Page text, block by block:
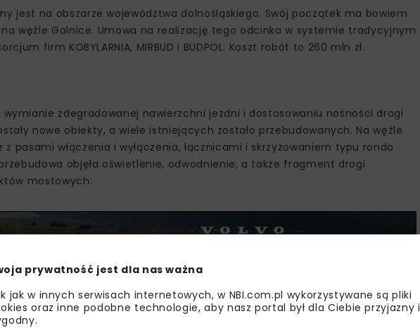
jest na obszarze województwa dolnośląskiego. Swój początek ma bowiem
węźle Golnice. Umowa na realizację tego odcinka w systemie tradycyjnym
firm KOBYLARNIA, MIRBUD i BUDPOL. Koszt robót to 260 mln zł.
zdegradowanej nawierzchni jezdni i dostosowaniu nośności drogi
nowe obiekty, a wiele istniejących zostało przebudowanych. Na węźle
pasami włączenia i wyłączenia, łącznicami i skrzyżowaniem typu rondo
objęła oświetlenie, odwodnienie, a także fragment drogi
mostowych:
prywatność jest dla nas ważna
jak w innych serwisach internetowych, w NBI.com.pl wykorzystywane są pliki
oraz inne podobne technologie, aby nasz portal był dla Ciebie przyjazny i